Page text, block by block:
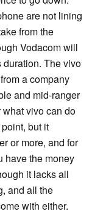
are not lining
from the
Vodacom will
duration. The vivo
a company
and mid-ranger
vivo can do
but it
or more, and for
have the money
it lacks all
and all the
with either.